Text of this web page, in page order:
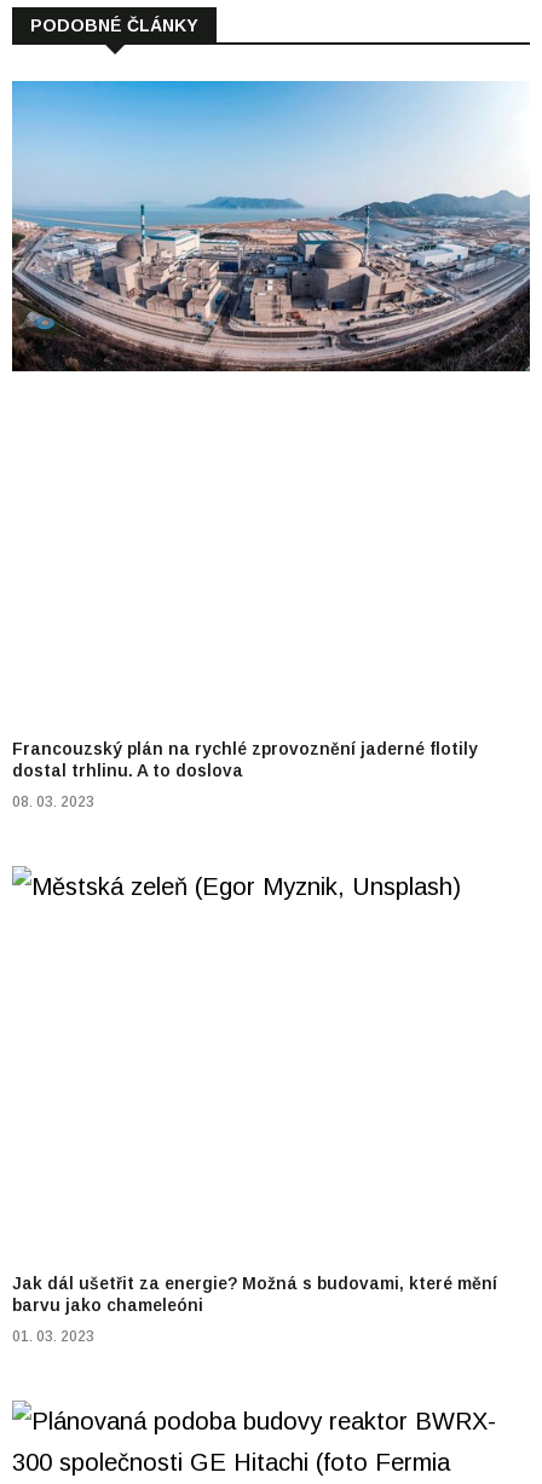
PODOBNÉ ČLÁNKY
Francouzský plán na rychlé zprovoznění jaderné flotily
dostal trhlinu. A to doslova
08. 03. 2023
Jak dál ušetřit za energie? Možná s budovami, které mění
barvu jako chameleóni
01. 03. 2023